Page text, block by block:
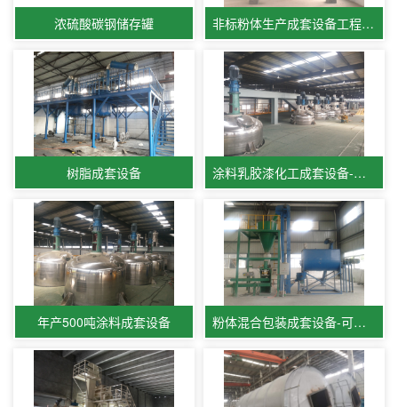
浓硫酸碳钢储存罐 非标粉体生产成套设备工程案例
树脂成套设备 涂料乳胶漆化工成套设备-涂料生产线
年产500吨涂料成套设备 粉体混合包装成套设备-可定制